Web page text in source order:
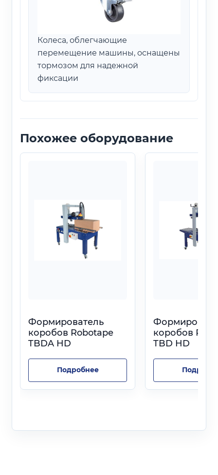
Колеса, облегчающие
перемещение машины, оснащены
тормозом для надежной
фиксации
Похожее оборудование
Формирователь
коробов Robotape
TBDA HD
Подробнее
коробов
TBD HD